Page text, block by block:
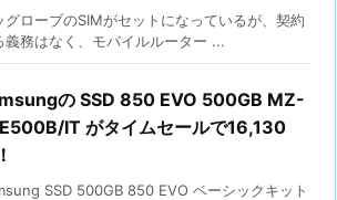
グローブのSIMがセットになっているが、契約
義務はなく、モバイルルーター ...
の SSD 850 EVO 500GB MZ-
IT がタイムセールで16,130
SSD 500GB 850 EVO ベーシックキット